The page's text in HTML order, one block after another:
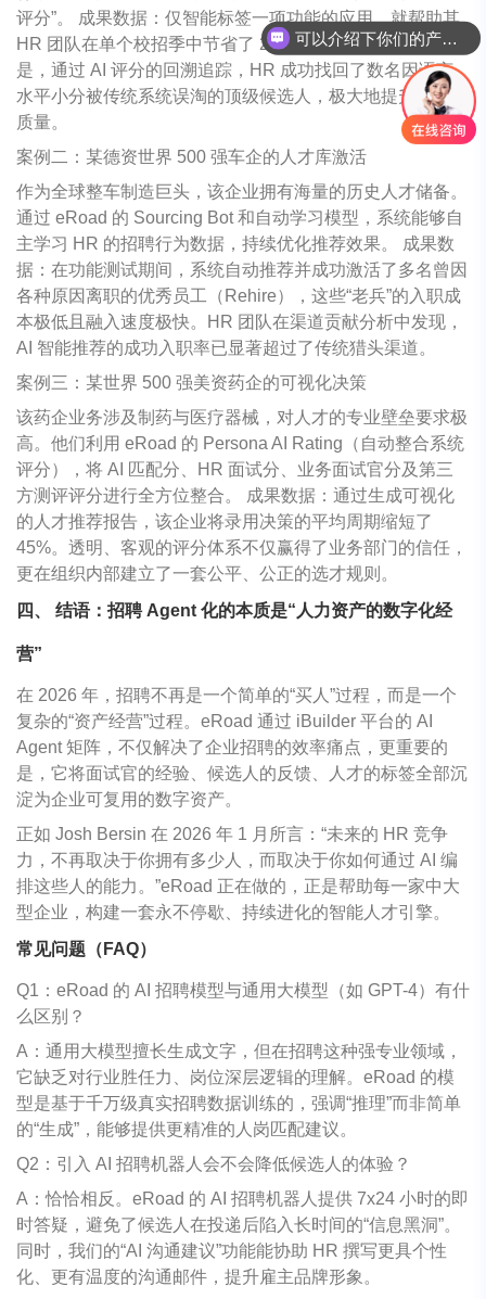
评分”。 成果数据：仅智能标签一项功能的应用，就帮助其
HR 团队在单个校招季中节省了 2 人年的工时。更重要的
是，通过 AI 评分的回溯追踪，HR 成功找回了数名因语言
水平小分被传统系统误淘的顶级候选人，极大地提升了招聘
质量。
案例二：某德资世界 500 强车企的人才库激活
作为全球整车制造巨头，该企业拥有海量的历史人才储备。
通过 eRoad 的 Sourcing Bot 和自动学习模型，系统能够自
主学习 HR 的招聘行为数据，持续优化推荐效果。 成果数
据：在功能测试期间，系统自动推荐并成功激活了多名曾因
各种原因离职的优秀员工（Rehire），这些“老兵”的入职成
本极低且融入速度极快。HR 团队在渠道贡献分析中发现，
AI 智能推荐的成功入职率已显著超过了传统猎头渠道。
案例三：某世界 500 强美资药企的可视化决策
该药企业务涉及制药与医疗器械，对人才的专业壁垒要求极
高。他们利用 eRoad 的 Persona AI Rating（自动整合系统
评分），将 AI 匹配分、HR 面试分、业务面试官分及第三
方测评评分进行全方位整合。 成果数据：通过生成可视化
的人才推荐报告，该企业将录用决策的平均周期缩短了
45%。透明、客观的评分体系不仅赢得了业务部门的信任，
更在组织内部建立了一套公平、公正的选才规则。
四、 结语：招聘 Agent 化的本质是“人力资产的数字化经
营”
在 2026 年，招聘不再是一个简单的“买人”过程，而是一个
复杂的“资产经营”过程。eRoad 通过 iBuilder 平台的 AI
Agent 矩阵，不仅解决了企业招聘的效率痛点，更重要的
是，它将面试官的经验、候选人的反馈、人才的标签全部沉
淀为企业可复用的数字资产。
正如 Josh Bersin 在 2026 年 1 月所言：“未来的 HR 竞争
力，不再取决于你拥有多少人，而取决于你如何通过 AI 编
排这些人的能力。”eRoad 正在做的，正是帮助每一家中大
型企业，构建一套永不停歇、持续进化的智能人才引擎。
常见问题（FAQ）
Q1：eRoad 的 AI 招聘模型与通用大模型（如 GPT-4）有什
么区别？
A：通用大模型擅长生成文字，但在招聘这种强专业领域，
它缺乏对行业胜任力、岗位深层逻辑的理解。eRoad 的模
型是基于千万级真实招聘数据训练的，强调“推理”而非简单
的“生成”，能够提供更精准的人岗匹配建议。
Q2：引入 AI 招聘机器人会不会降低候选人的体验？
A：恰恰相反。eRoad 的 AI 招聘机器人提供 7x24 小时的即
时答疑，避免了候选人在投递后陷入长时间的“信息黑洞”。
同时，我们的“AI 沟通建议”功能能协助 HR 撰写更具个性
化、更有温度的沟通邮件，提升雇主品牌形象。
可以介绍下你们的产品么